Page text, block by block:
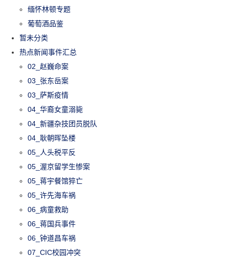
缅怀林顿专题
葡萄酒品鉴
暂未分类
热点新闻事件汇总
02_赵巍命案
03_张东岳案
03_萨斯疫情
04_华裔女童溺毙
04_新疆杂技团员脱队
04_耿朝晖坠楼
05_人头税平反
05_渥京留学生惨案
05_蒋宇餐馆猝亡
05_许先海车祸
06_病童救助
06_蒋国兵事件
06_钟道昌车祸
07_CIC校园冲突